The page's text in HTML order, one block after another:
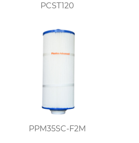
PCST120
PPM35SC-F2M